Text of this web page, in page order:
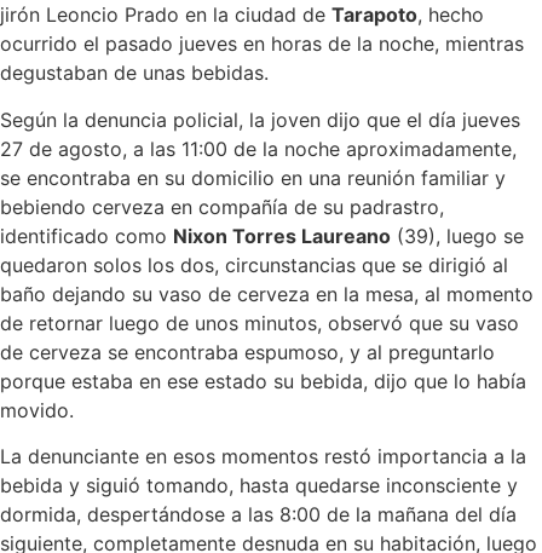
jirón Leoncio Prado en la ciudad de Tarapoto, hecho
ocurrido el pasado jueves en horas de la noche, mientras
degustaban de unas bebidas.
Según la denuncia policial, la joven dijo que el día jueves
27 de agosto, a las 11:00 de la noche aproximadamente,
se encontraba en su domicilio en una reunión familiar y
bebiendo cerveza en compañía de su padrastro,
identificado como Nixon Torres Laureano (39), luego se
quedaron solos los dos, circunstancias que se dirigió al
baño dejando su vaso de cerveza en la mesa, al momento
de retornar luego de unos minutos, observó que su vaso
de cerveza se encontraba espumoso, y al preguntarlo
porque estaba en ese estado su bebida, dijo que lo había
movido.
La denunciante en esos momentos restó importancia a la
bebida y siguió tomando, hasta quedarse inconsciente y
dormida, despertándose a las 8:00 de la mañana del día
siguiente, completamente desnuda en su habitación, luego